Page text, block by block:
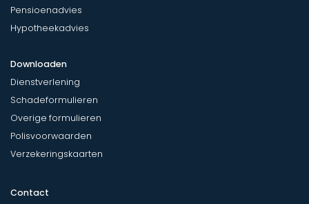
Pensioenadvies
Hypotheekadvies
Downloaden
Dienstverlening
Schadeformulieren
Overige formulieren
Polisvoorwaarden
Verzekeringskaarten
Contact